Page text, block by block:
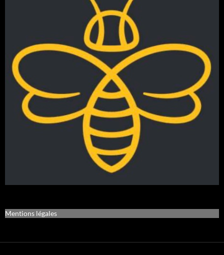
Mentions légales